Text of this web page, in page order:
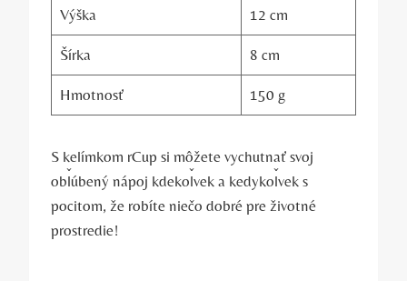
Výška 12 cm
Šírka 8 cm
Hmotnosť 150 g
S kelímkom rCup si môžete vychutnať svoj
obľúbený nápoj kdekoľvek a kedykoľvek s
pocitom, že robíte niečo dobré pre životné
prostredie!